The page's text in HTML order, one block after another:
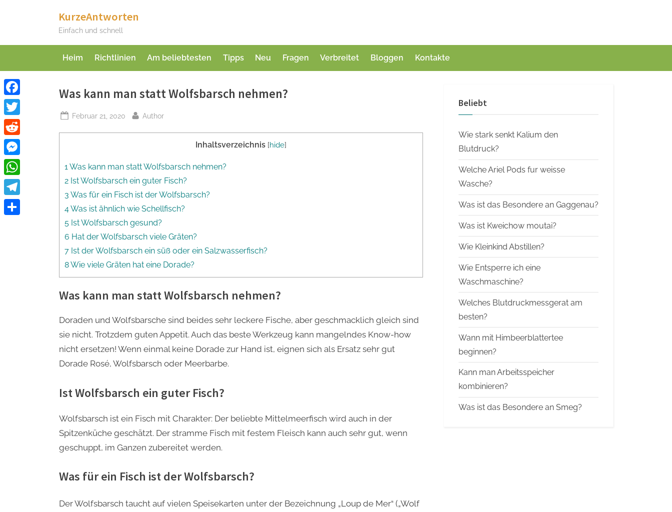
KurzeAntworten
Einfach und schnell
Heim Richtlinien Am beliebtesten Tipps Neu Fragen Verbreitet Bloggen Kontakte
Was kann man statt Wolfsbarsch nehmen?
Posted
Februar 21, 2020 By
Author
Inhaltsverzeichnis [hide]
1 Was kann man statt Wolfsbarsch nehmen?
2 Ist Wolfsbarsch ein guter Fisch?
3 Was für ein Fisch ist der Wolfsbarsch?
4 Was ist ähnlich wie Schellfisch?
5 Ist Wolfsbarsch gesund?
6 Hat der Wolfsbarsch viele Gräten?
7 Ist der Wolfsbarsch ein süß oder ein Salzwasserfisch?
8 Wie viele Gräten hat eine Dorade?
Was kann man statt Wolfsbarsch nehmen?
Doraden und Wolfsbarsche sind beides sehr leckere Fische, aber geschmacklich gleich sind
sie nicht. Trotzdem guten Appetit. Auch das beste Werkzeug kann mangelndes Know-how
nicht ersetzen! Wenn einmal keine Dorade zur Hand ist, eignen sich als Ersatz sehr gut
Dorade Rosé, Wolfsbarsch oder Meerbarbe.
Ist Wolfsbarsch ein guter Fisch?
Wolfsbarsch ist ein Fisch mit Charakter: Der beliebte Mittelmeerfisch wird auch in der
Spitzenküche geschätzt. Der stramme Fisch mit festem Fleisch kann auch sehr gut, wenn
geschuppt, im Ganzen zubereitet werden.
Was für ein Fisch ist der Wolfsbarsch?
Der Wolfsbarsch taucht auf vielen Speisekarten unter der Bezeichnung „Loup de Mer“ („Wolf
Beliebt
Wie stark senkt Kalium den
Blutdruck?
Welche Ariel Pods fur weisse
Wasche?
Was ist das Besondere an Gaggenau?
Was ist Kweichow moutai?
Wie Kleinkind Abstillen?
Wie Entsperre ich eine
Waschmaschine?
Welches Blutdruckmessgerat am
besten?
Wann mit Himbeerblattertee
beginnen?
Kann man Arbeitsspeicher
kombinieren?
Was ist das Besondere an Smeg?
Facebook
Twitter
Reddit
Messenger
WhatsApp
Telegram